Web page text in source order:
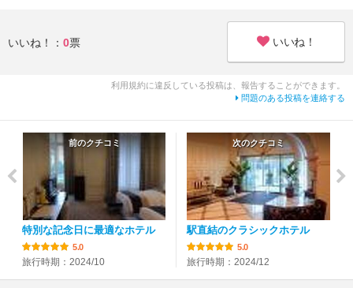
いいね！： 0票 いいね！
利用規約に違反している投稿は、報告することができます。
問題のある投稿を連絡する
前のクチコミ
特別な記念日に最適なホテル
5.0
旅行時期：2024/10
次のクチコミ
駅直結のクラシックホテル
5.0
旅行時期：2024/12